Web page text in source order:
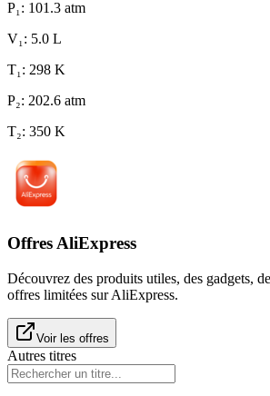
P₁: 101.3 atm
V₁: 5.0 L
T₁: 298 K
P₂: 202.6 atm
T₂: 350 K
Offres AliExpress
Découvrez des produits utiles, des gadgets,
offres limitées sur AliExpress.
Voir les offres
Autres titres